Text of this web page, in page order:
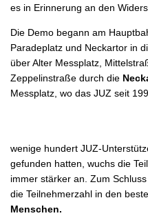
es in Erinnerung an den
Die Demo begann am
Paradeplatz und Neckartor in
über Alter Messplatz,
Zeppelinstraße durch die
Messplatz, wo das JUZ seit
wenige hundert JUZ-
gefunden hatten, wuchs die
immer stärker an. Zum
die Teilnehmerzahl in den
Menschen.